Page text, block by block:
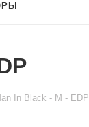
In Black - M - EDP